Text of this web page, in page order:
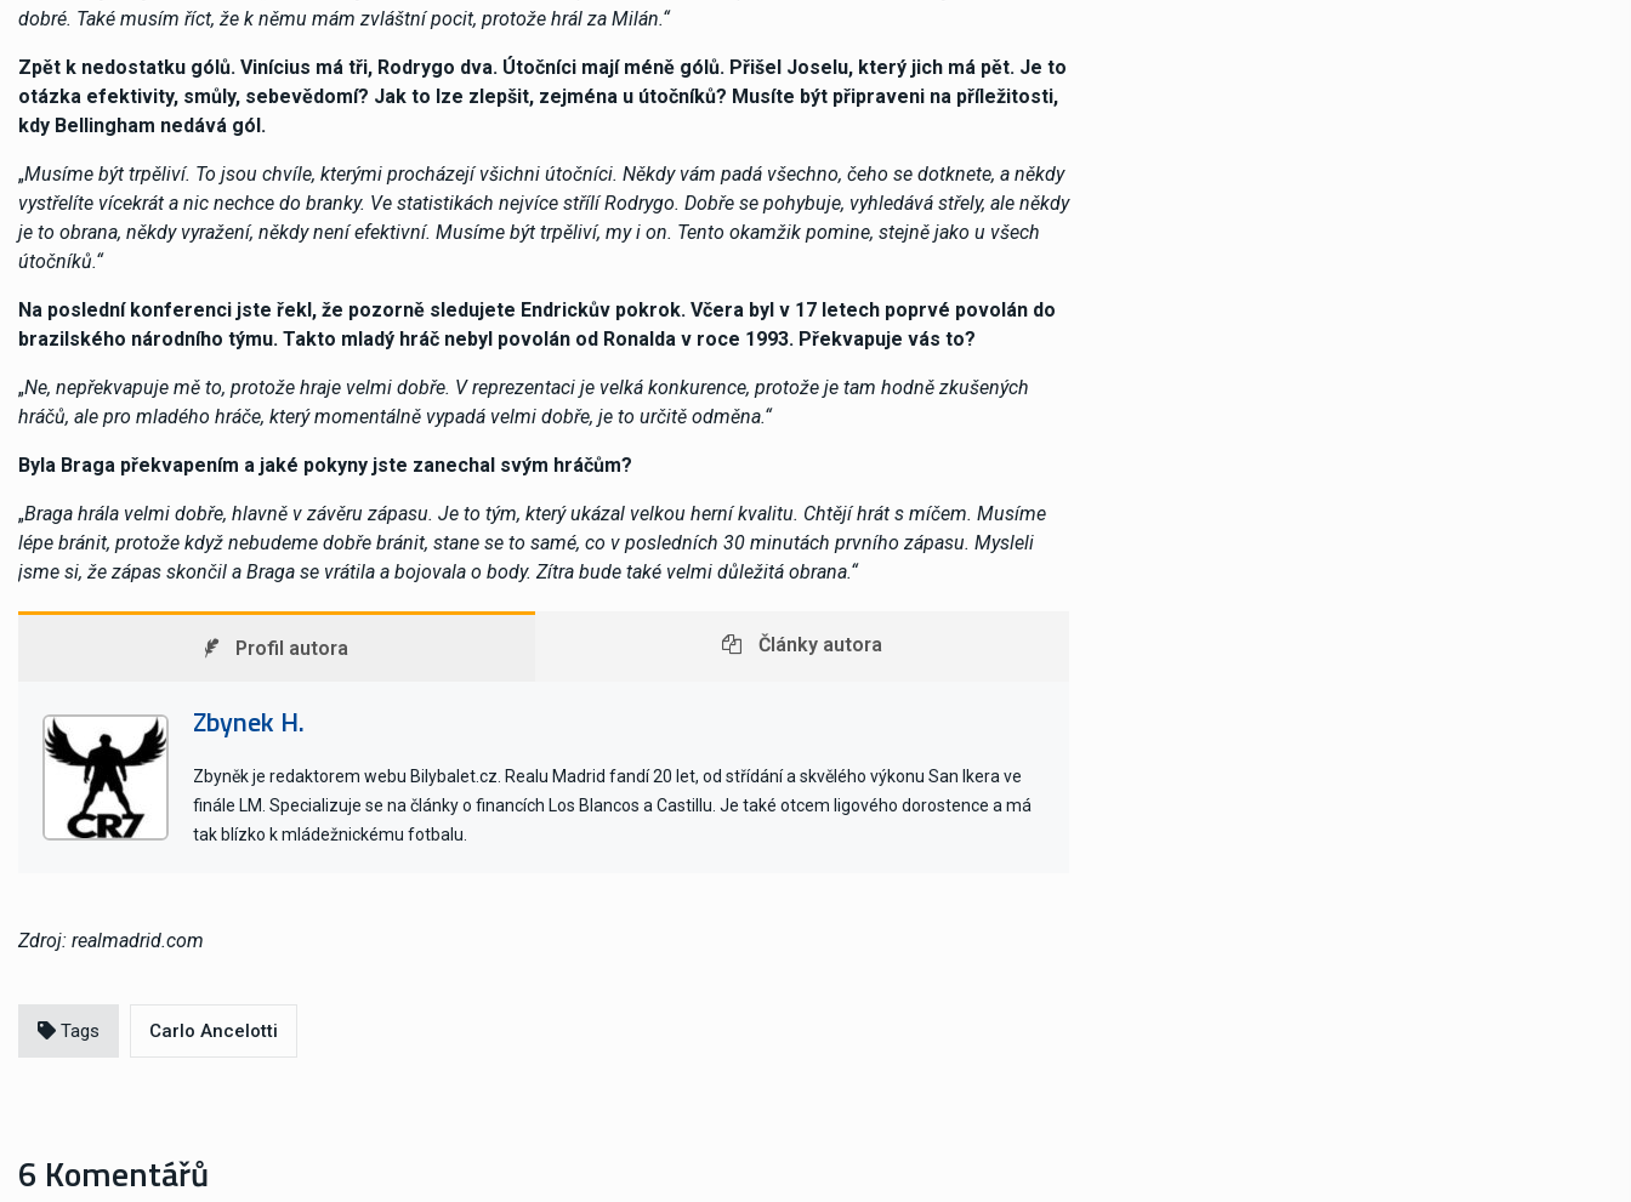
dobré. Také musím říct, že k němu mám zvláštní pocit, protože hrál za Milán.“
Zpět k nedostatku gólů. Vinícius má tři, Rodrygo dva. Útočníci mají méně gólů. Přišel Joselu, který jich má pět. Je to
otázka efektivity, smůly, sebevědomí? Jak to lze zlepšit, zejména u útočníků? Musíte být připraveni na příležitosti,
kdy Bellingham nedává gól.
„Musíme být trpěliví. To jsou chvíle, kterými procházejí všichni útočníci. Někdy vám padá všechno, čeho se dotknete, a někdy
vystřelíte vícekrát a nic nechce do branky. Ve statistikách nejvíce střílí Rodrygo. Dobře se pohybuje, vyhledává střely, ale někdy
je to obrana, někdy vyražení, někdy není efektivní. Musíme být trpěliví, my i on. Tento okamžik pomine, stejně jako u všech
útočníků.“
Na poslední konferenci jste řekl, že pozorně sledujete Endrickův pokrok. Včera byl v 17 letech poprvé povolán do
brazilského národního týmu. Takto mladý hráč nebyl povolán od Ronalda v roce 1993. Překvapuje vás to?
„Ne, nepřekvapuje mě to, protože hraje velmi dobře. V reprezentaci je velká konkurence, protože je tam hodně zkušených
hráčů, ale pro mladého hráče, který momentálně vypadá velmi dobře, je to určitě odměna.“
Byla Braga překvapením a jaké pokyny jste zanechal svým hráčům?
„Braga hrála velmi dobře, hlavně v závěru zápasu. Je to tým, který ukázal velkou herní kvalitu. Chtějí hrát s míčem. Musíme
lépe bránit, protože když nebudeme dobře bránit, stane se to samé, co v posledních 30 minutách prvního zápasu. Mysleli
jsme si, že zápas skončil a Braga se vrátila a bojovala o body. Zítra bude také velmi důležitá obrana.“
Profil autora Články autora
Zbynek H.
Zbyněk je redaktorem webu Bilybalet.cz. Realu Madrid fandí 20 let, od střídání a skvělého výkonu San Ikera ve
finále LM. Specializuje se na články o financích Los Blancos a Castillu. Je také otcem ligového dorostence a má
tak blízko k mládežnickému fotbalu.
Zdroj: realmadrid.com
Tags Carlo Ancelotti
6 Komentářů